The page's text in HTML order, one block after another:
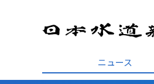
ニュース